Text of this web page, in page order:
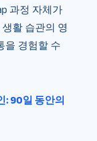
과정 자체가
활 습관의 영
을 경험할 수
: 90일 동안의